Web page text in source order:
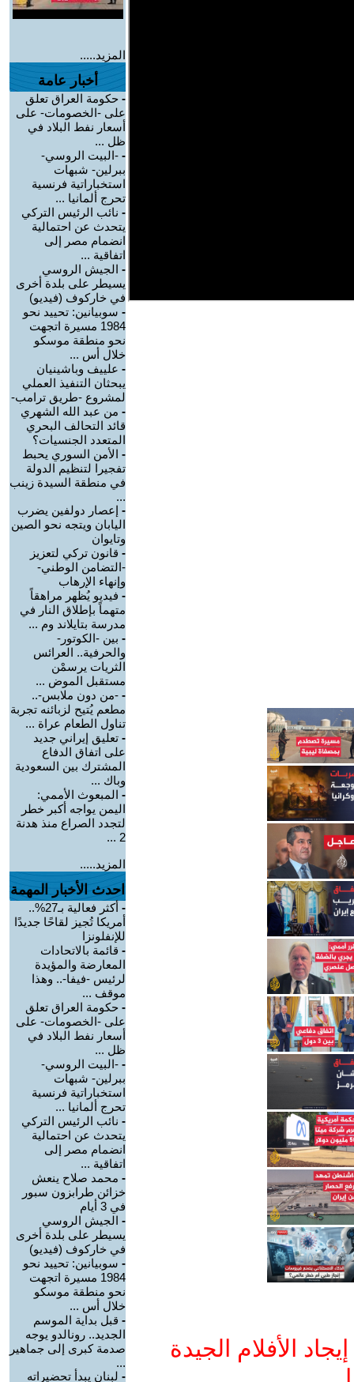
الأفلام الجيدة
المزيد.....
أخبار عامة
- حكومة العراق تعلق
على -الخصومات- على
أسعار نفط البلاد في
ظل ...
- -البيت الروسي-
ببرلين- شبهات
استخباراتية فرنسية
تحرج ألمانيا ...
- نائب الرئيس التركي
يتحدث عن احتمالية
انضمام مصر إلى
اتفاقية ...
- الجيش الروسي
يسيطر على بلدة أخرى
في خاركوف (فيديو)
- سوبيانين: تحييد نحو
1984 مسيرة اتجهت
نحو منطقة موسكو
خلال أس ...
- علييف وباشينيان
يبحثان التنفيذ العملي
لمشروع -طريق ترامب-
- من عبد الله الشهري
قائد التحالف البحري
المتعدد الجنسيات؟
- الأمن السوري يحبط
تفجيرا لتنظيم الدولة
في منطقة السيدة زينب
...
- إعصار دولفين يضرب
اليابان ويتجه نحو الصين
وتايوان
- قانون تركي لتعزيز
-التضامن الوطني-
وإنهاء الإرهاب
- فيديو يُظهر مراهقاً
متهماً بإطلاق النار في
مدرسة بتايلاند وم ...
- بين -الكوتور-
والحرفية.. العرائس
الثريات يرسمْن
مستقبل الموض ...
- -من دون ملابس-..
مطعم يُتيح لزبائنه تجربة
تناول الطعام عراة ...
- تعليق إيراني جديد
على اتفاق الدفاع
المشترك بين السعودية
وباك ...
- المبعوث الأممي:
اليمن يواجه أكبر خطر
لتجدد الصراع منذ هدنة
2 ...
المزيد.....
احدث الأخبار المهمة
-
أكثر فعالية بـ27%..
أمريكا تُجيز لقاحًا جديدًا
للإنفلونزا
- قائمة بالاتحادات
المعارضة والمؤيدة
لرئيس -فيفا-.. وهذا
موقف ...
- حكومة العراق تعلق
على -الخصومات- على
أسعار نفط البلاد في
ظل ...
- -البيت الروسي-
ببرلين- شبهات
استخباراتية فرنسية
تحرج ألمانيا ...
- نائب الرئيس التركي
يتحدث عن احتمالية
انضمام مصر إلى
اتفاقية ...
- محمد صلاح ينعش
خزائن طرابزون سبور
في 3 أيام
- الجيش الروسي
يسيطر على بلدة أخرى
في خاركوف (فيديو)
- سوبيانين: تحييد نحو
1984 مسيرة اتجهت
نحو منطقة موسكو
خلال أس ...
- قبل بداية الموسم
الجديد.. رونالدو يوجه
صدمة كبرى إلى جماهير
...
- لبنان يبدأ تحضيراته